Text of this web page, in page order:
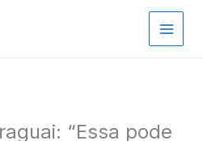
“Essa pode